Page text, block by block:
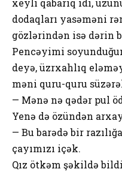
dodaqları yasəməni
gözlərindən isə dərin
Pencəyimi
deyə, üzrxahlıq
məni quru-quru
— Mənə nə qədər pul
Yenə də özündən
— Bu barədə bir
çayımızı içək.
Qız ötkəm şəkildə